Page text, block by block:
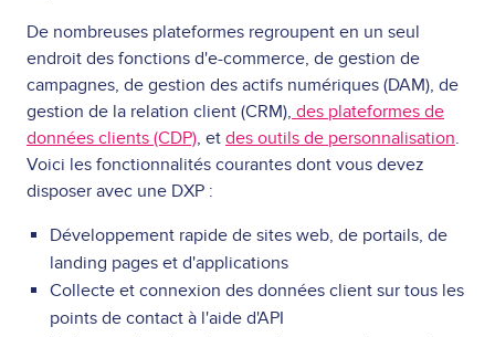
De nombreuses plateformes regroupent en un seul
endroit des fonctions d'e-commerce, de gestion de
campagnes, de gestion des actifs numériques (DAM), de
gestion de la relation client (CRM), des plateformes de
données clients (CDP), et des outils de personnalisation.
Voici les fonctionnalités courantes dont vous devez
disposer avec une DXP :
Développement rapide de sites web, de portails, de
landing pages et d'applications
Collecte et connexion des données client sur tous les
points de contact à l'aide d'API